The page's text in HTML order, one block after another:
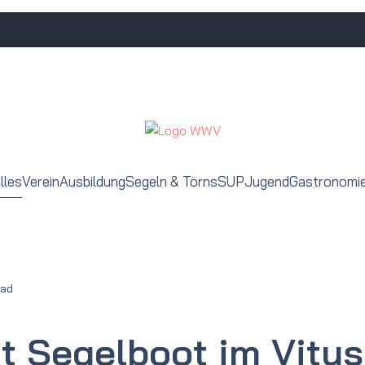
VereinAusbildungSegeln & TörnsSUPJugend
Segelboot im